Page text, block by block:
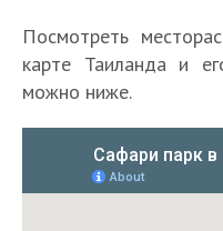
Посмотреть
карте Таиланда и
можно ниже.